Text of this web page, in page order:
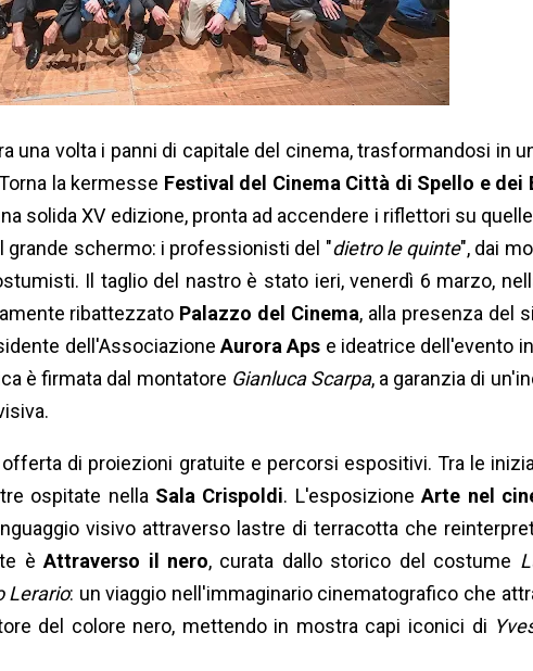
una volta i panni di capitale del cinema, trasformandosi in
la kermesse Festival del Cinema Città di Spello e dei
solida XV edizione, pronta ad accendere i riflettori su
schermo: i professionisti del "dietro le quinte", dai
Il taglio del nastro è stato ieri, venerdì 6 marzo,
ribattezzato Palazzo del Cinema, alla presenza del
dell'Associazione Aurora Aps e ideatrice dell'evento
è firmata dal montatore Gianluca Scarpa, a garanzia di
di proiezioni gratuite e percorsi espositivi. Tra le
ospitate nella Sala Crispoldi. L'esposizioneArte nel
visivo attraverso lastre di terracotta che
èAttraverso il nero, curata dallo storico del costume
Lerario: un viaggio nell'immaginario cinematografico che
del colore nero, mettendo in mostra capi iconici di